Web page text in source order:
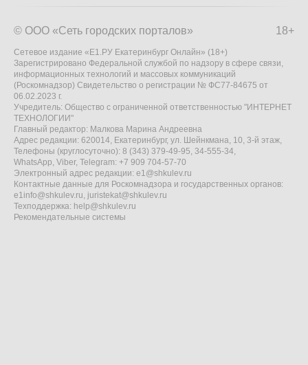
18+
© ООО «Сеть городских порталов»
Сетевое издание «Е1.РУ Екатеринбург Онлайн» (18+)
Зарегистрировано Федеральной службой по надзору в сфере связи,
информационных технологий и массовых коммуникаций
(Роскомнадзор) Свидетельство о регистрации № ФС77-84675 от
06.02.2023 г.
Учредитель: Общество с ограниченной ответственностью "ИНТЕРНЕТ
ТЕХНОЛОГИИ"
Главный редактор: Малкова Марина Андреевна
Адрес редакции: 620014, Екатеринбург, ул. Шейнкмана, 10, 3-й этаж,
Телефоны (круглосуточно): 8 (343) 379-49-95, 34-555-34,
WhatsApp, Viber, Telegram: +7 909 704-57-70
Электронный адрес редакции: e1@shkulev.ru
Контактные данные для Роскомнадзора и государственных органов:
e1info@shkulev.ru, juristekat@shkulev.ru
Техподдержка: help@shkulev.ru
Рекомендательные системы